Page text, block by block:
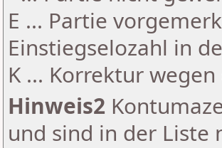
E ... Partie
Einstiegselozahl in
K ... Korrektur
Hinweis2
und sind in der Liste